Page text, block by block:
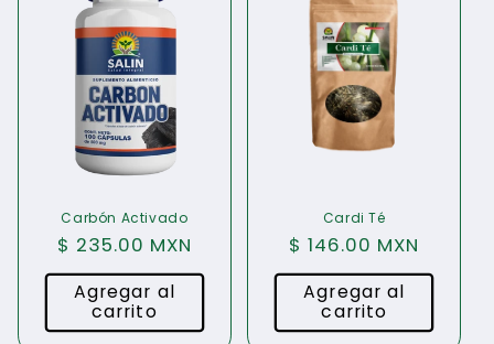
Carbón Activado
Precio
habitual
$ 235.00 MXN
Agregar al
carrito
Cardi Té
Precio
habitual
$ 146.00 MXN
Agregar al
carrito